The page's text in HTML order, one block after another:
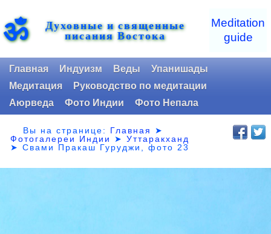
ॐ Духовные и священные
писания Востока
Meditation
guide
Главная Индуизм Веды
Упанишады
Медитация
Руководство по медитации
Аюрведа
Фото Индии Фото Непала
Вы на странице: Главная
➤
Фотогалереи Индии
➤Уттаракханд
➤Свами Пракаш Гуруджи, фото 23